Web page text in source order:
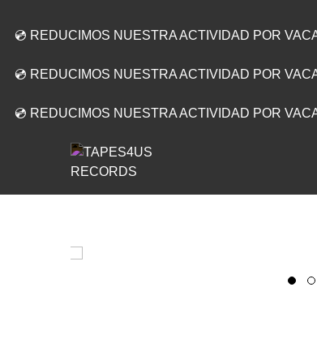
💿 REDUCIMOS NUESTRA ACTIVIDAD POR
💿 REDUCIMOS NUESTRA ACTIVIDAD POR
💿 REDUCIMOS NUESTRA ACTIVIDAD POR